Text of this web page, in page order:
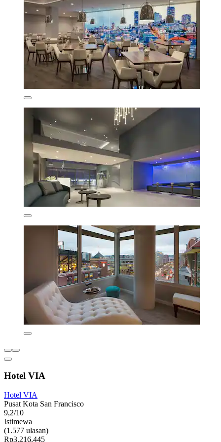
Hotel VIA
Hotel VIA
Pusat Kota San Francisco
9,2/10
Istimewa
(1.577 ulasan)
Rp3.216.445